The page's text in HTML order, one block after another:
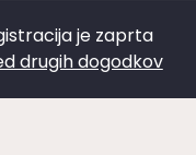
je zaprta
drugih dogodkov